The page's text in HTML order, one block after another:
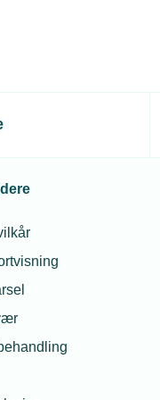
voksenlærling
år, når
er
(EUV) vil i nogle
få forkortet